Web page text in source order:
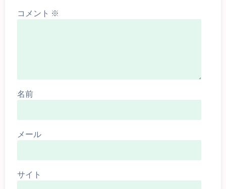
コメント ※
名前
メール
サイト